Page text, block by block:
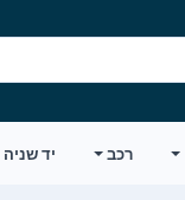
רכב יד שניה